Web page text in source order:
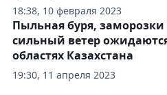
18:38, 10 февраля 2023
19:30, 11 апреля 2023
Пыльная буря, заморозки
сильный ветер
областях Казахстана